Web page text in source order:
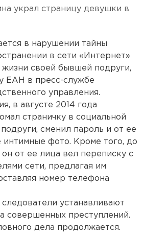
украл страницу девушки в
в нарушении тайны
в сети «Интернет»
жизни своей бывшей подруги,
ЕАН в пресс-службе
управления.
в августе 2014 года
страничку в социальной
сменил пароль и от ее
интимные фото. Кроме того, до
от ее лица вел переписку с
сети, предлагая им
номер телефона
устанавливают
совершенных преступлений.
дела продолжается.